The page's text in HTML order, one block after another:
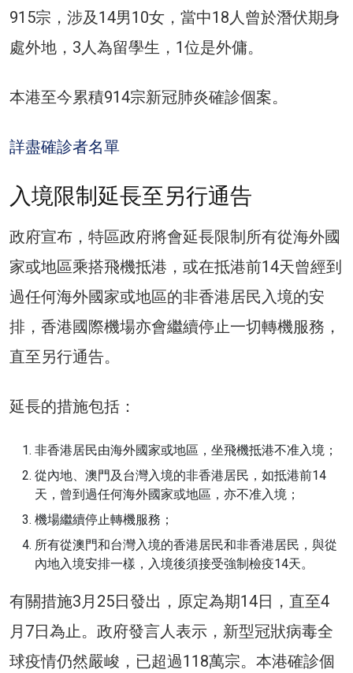
915宗，涉及14男10女，當中18人曾於潛伏期身
處外地，3人為留學生，1位是外傭。
本港至今累積914宗新冠肺炎確診個案。
詳盡確診者名單
入境限制延長至另行通告
政府宣布，特區政府將會延長限制所有從海外國
家或地區乘搭飛機抵港，或在抵港前14天曾經到
過任何海外國家或地區的非香港居民入境的安
排，香港國際機場亦會繼續停止一切轉機服務，
直至另行通告。
延長的措施包括：
非香港居民由海外國家或地區，坐飛機抵港不准入境；
從內地、澳門及台灣入境的非香港居民，如抵港前14
天，曾到過任何海外國家或地區，亦不准入境；
機場繼續停止轉機服務；
所有從澳門和台灣入境的香港居民和非香港居民，與從
內地入境安排一樣，入境後須接受強制檢疫14天。
有關措施3月25日發出，原定為期14日，直至4
月7日為止。政府發言人表示，新型冠狀病毒全
球疫情仍然嚴峻，已超過118萬宗。本港確診個